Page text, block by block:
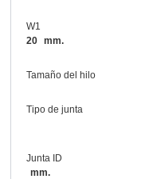
W1
20 mm.
Tamaño del hilo
Tipo de junta
Junta ID
mm.